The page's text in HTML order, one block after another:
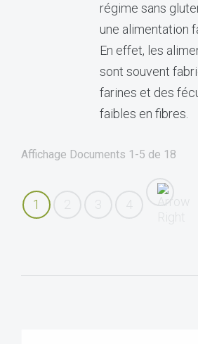
régime sans
une alimentation
En effet, les
sont souvent
farines et des
faibles en fibres.
Affichage Documents 1-5 de 18
1